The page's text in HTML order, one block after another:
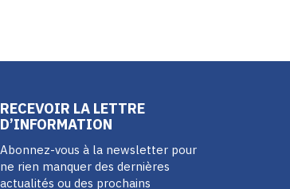
RECEVOIR LA LETTRE
D’INFORMATION
Abonnez-vous à la newsletter pour
ne rien manquer des dernières
actualités ou des prochains